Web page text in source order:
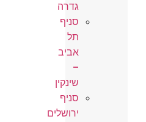
גדרה
סניף
תל
אביב
–
שינקין
סניף
ירושלים